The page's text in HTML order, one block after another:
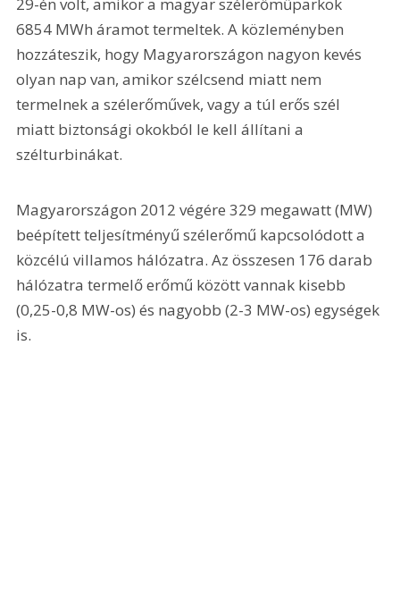
29-én volt, amikor a magyar szélerőműparkok
6854 MWh áramot termeltek. A közleményben
hozzáteszik, hogy Magyarországon nagyon kevés
olyan nap van, amikor szélcsend miatt nem
termelnek a szélerőművek, vagy a túl erős szél
miatt biztonsági okokból le kell állítani a
szélturbinákat.
Magyarországon 2012 végére 329 megawatt (MW)
beépített teljesítményű szélerőmű kapcsolódott a
közcélú villamos hálózatra. Az összesen 176 darab
hálózatra termelő erőmű között vannak kisebb
(0,25-0,8 MW-os) és nagyobb (2-3 MW-os) egységek
is.